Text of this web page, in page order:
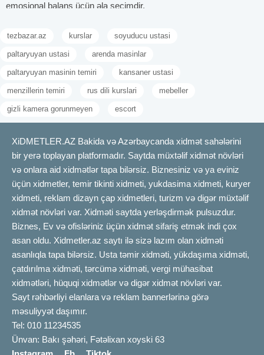
emosional balans üçün əla seçimdir.
Uşaqlar üçün musiqi və rəqs təlimləri onların həm fiziki, həm də
zehni inkişafına çoxsaylı müsbət təsirlər göstərir. Bu təlimlər
koordinasiya bacarıqlarını formalaşdırır. Musiqi dərsləri vasitəsilə
uşaqlar melodiyanı tanıma, səs diapazonu və ahəng qurmaq kimi
bacarıqları inkişaf etdirirlər. Rəqs dərsləri isə bədən elastikliyini
artırır, duruşu düzəldir və enerji sərfiyyatını balanslaşdırır. Bu
qazanmasına və komandada işləmək bacarığını inkişaf
etdirməsinə imkan yaradır. Eyni zamanda, səhnə çıxışları
uşaqlarda özünəinam hissini gücləndirir. Uşaqlar ifadə etmə
azadlığı qazandıqca emosional olaraq daha açıq və balanslı
olurlar. Musiqi və rəqs dərsləri eyni zamanda uşaqların estetik
zövqünün formalaşmasına da xidmət edir. Ailə ilə birlikdə keçirilən
musiqili tədbirlər isə sosial bağları gücləndirir. Bu təlimlər həmçinin
nitq inkişafı, yaddaş və eşitmə qabiliyyətinə də müsbət təsir edir.
Valideynlərin dəstəyi ilə bu dərslər daha effektiv nəticə verir.
Ümumilikdə, musiqi və rəqs təlimləri uşaqların yaradıcı
potensialını üzə çıxarır və onların daha sağlam, sosial və balanslı
fərdlər kimi formalaşmasına kömək edir.
Musiqi və rəqsin emosional inkişaf və özünüifadə
bacarığına təsiri
Musiqi və rəqs insanın daxili dünyasını ifadə etməsinin ən təsirli
tezbazar.az kurslar soyuducu ustasi
paltaryuyan ustasi arenda masinlar
paltaryuyan masinin temiri kansaner ustasi
menzillerin temiri rus dili kurslari mebeller
gizli kamera gorunmeyen escort
XiDMETLER.AZ Bakida və Azərbaycanda xidmət sahələrini
bir yerə toplayan platformadır. Saytda müxtəlif xidmət növləri
və onlara aid xidmətlər tapa bilərsiz. Biznesiniz və ya eviniz
üçün xidmetler, temir tikinti xidmeti, yukdasima xidmeti, kuryer
xidmeti, reklam dizayn çap xidmetleri, turizm və digər müxtəlif
xidmət növləri var. Xidməti saytda yerləşdirmək pulsuzdur.
Biznes, Ev və ofisləriniz üçün xidmət sifariş etmək indi çox
asan oldu. Xidmetler.az saytı ilə sizə lazım olan xidməti
asanlıqla tapa bilərsiz. Usta təmir xidməti, yükdaşıma xidməti,
çatdırılma xidməti, tərcümə xidməti, vergi mühasibat
xidmətləri, hüquqi xidmətlər və digər xidmət növləri var.
Sayt rəhbərliyi elanlara və reklam bannerlərinə görə
məsuliyyət daşımır.
Tel: 010 11234535
Ünvan: Bakı şəhəri, Fətəlixan xoyski 63